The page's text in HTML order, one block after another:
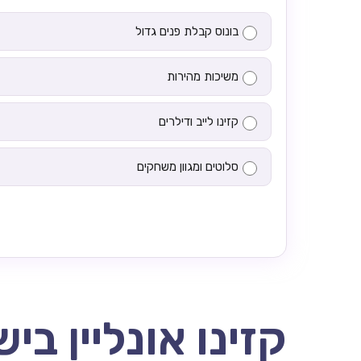
בונוס קבלת פנים גדול
משיכות מהירות
קזינו לייב ודילרים
סלוטים ומגוון משחקים
קזינו אונליין